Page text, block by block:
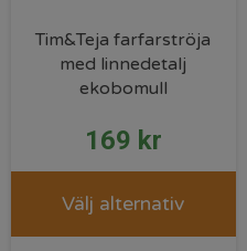
Tim&Teja farfarströja
med linnedetalj
ekobomull
169 kr
Välj alternativ